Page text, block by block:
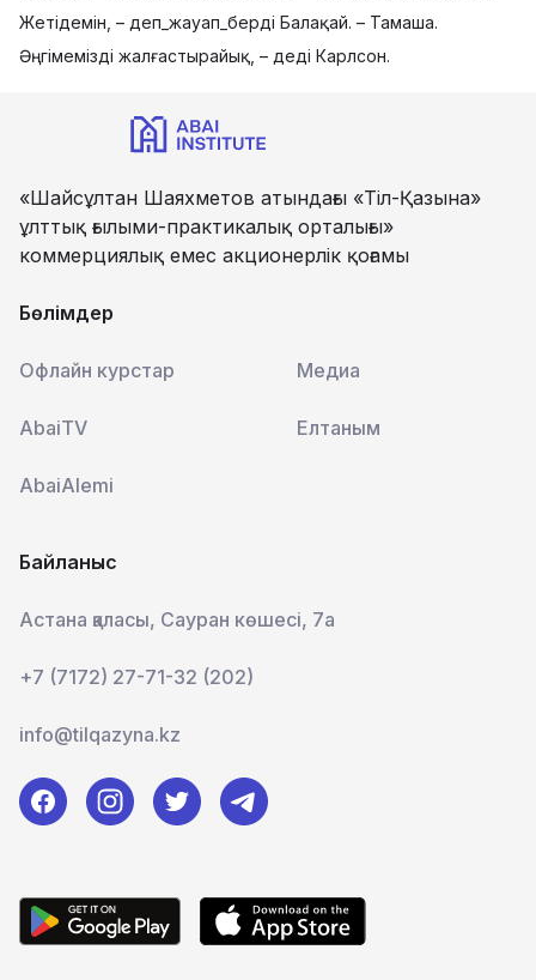
Жетідемін, – деп_жауап_берді Балақай. – Тамаша.
Әңгімемізді жалғастырайық, – деді Карлсон.
«Шайсұлтан Шаяхметов атындағы «Тіл-Қазына»
ұлттық ғылыми-практикалық орталығы»
коммерциялық емес акционерлік қоғамы
Бөлімдер
Офлайн курстар Медиа
AbaiTV Елтаным
AbaiAlemi
Байланыс
Астана қаласы, Сауран көшесі, 7а
+7 (7172) 27-71-32 (202)
info@tilqazyna.kz